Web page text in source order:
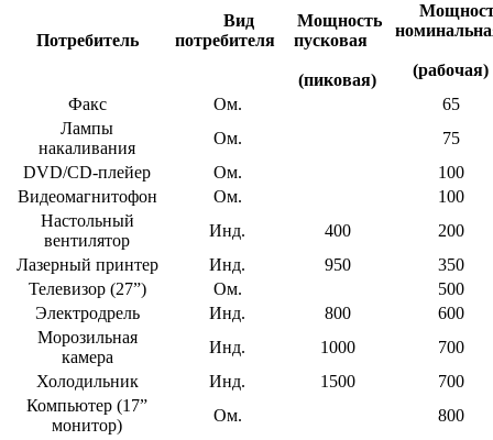
Потребитель
Вид
потребителя
Мощность
пусковая
(пиковая)
(рабочая)
Факс
Ом.
65
Лампы
накаливания
Ом.
75
DVD/CD-плейер
Ом.
100
Видеомагнитофон
Ом.
100
Настольный
вентилятор
Инд. 400
200
Лазерный принтер
Инд. 950
350
Телевизор (27”)
Ом.
500
Электродрель
Инд. 800
600
Морозильная
камера
Инд. 1000
700
Холодильник
Инд. 1500
700
Компьютер (17”
монитор)
Ом.
800